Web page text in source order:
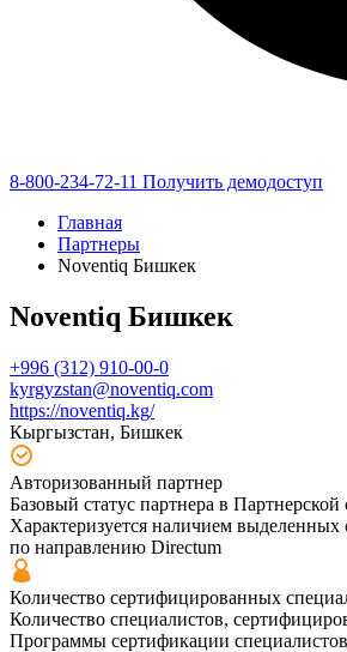
8-800-234-72-11 Получить демодоступ
Главная
Партнеры
Noventiq Бишкек
Noventiq Бишкек
+996 (312) 910-00-0
kyrgyzstan@noventiq.com
https://noventiq.kg/
Кыргызстан, Бишкек
Авторизованный партнер
Базовый статус партнера в Партнерской
Характеризуется наличием выделенных
по направлению Directum
Количество сертифицированных
Количество специалистов,
Программы сертификации